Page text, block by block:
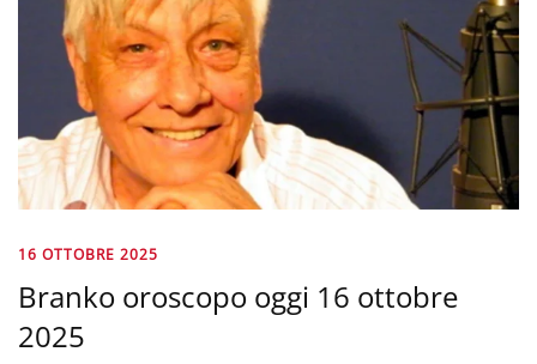
16 OTTOBRE 2025
Branko oroscopo oggi 16 ottobre
2025